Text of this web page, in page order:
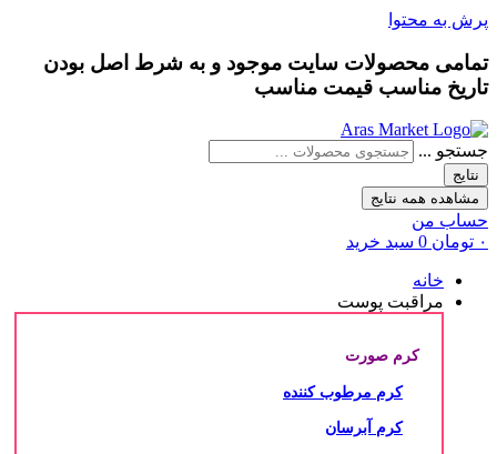
پرش به محتوا
تمامی محصولات سایت موجود و به شرط اصل بودن
تاریخ مناسب قیمت مناسب
جستجو ...
نتایج
مشاهده همه نتایج
حساب من
۰ تومان 0 سبد خرید
خانه
مراقبت پوست
کرم صورت
کرم مرطوب کننده
کرم آبرسان